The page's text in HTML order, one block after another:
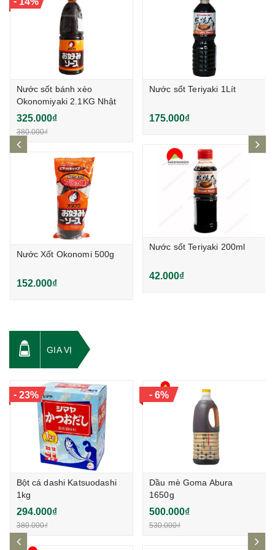
Nước sốt bánh xèo
Okonomiyaki 2.1KG Nhật
Bản
325.000₫
380.000₫
Nước Xốt Okonomi 500g
152.000₫
Nước sốt Teriyaki 1Lít
175.000₫
Nước sốt Teriyaki 200ml
42.000₫
GIA VỊ
- 23%
Bột cá dashi Katsuodashi
1kg
294.000₫
380.000₫
- 6%
Dầu mè Goma Abura
1650g
500.000₫
530.000₫